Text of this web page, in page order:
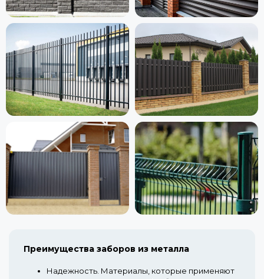
Преимущества заборов из металла
Надежность. Материалы, которые применяют